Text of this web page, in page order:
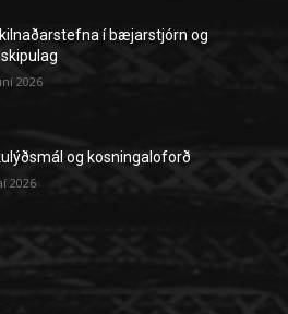
í bæjarstjórn og
2026
og kosningaloforð
2026